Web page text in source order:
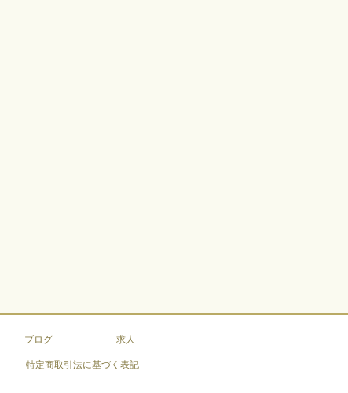
ブログ 求人
特定商取引法に基づく表記